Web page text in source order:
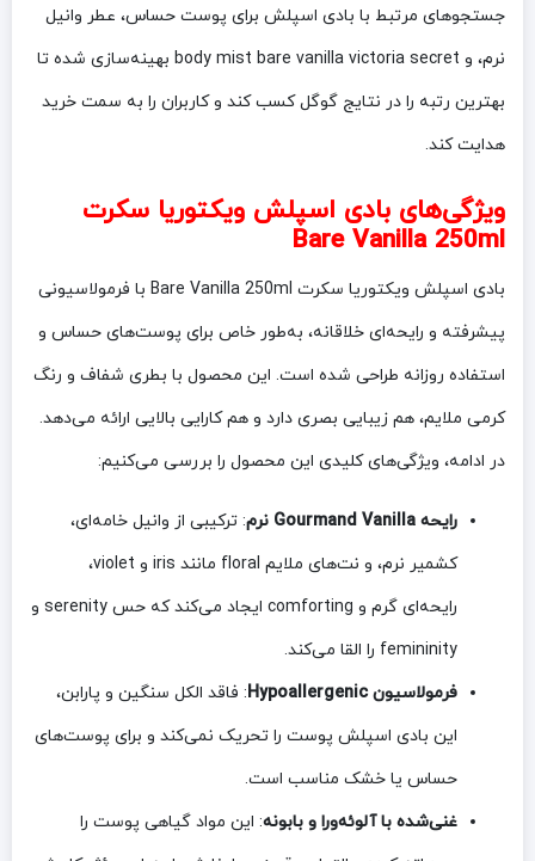
جستجوهای مرتبط با بادی اسپلش برای پوست حساس، عطر وانیل
نرم، و body mist bare vanilla victoria secret بهینه‌سازی شده تا
بهترین رتبه را در نتایج گوگل کسب کند و کاربران را به سمت خرید
هدایت کند.
ویژگی‌های بادی اسپلش ویکتوریا سکرت
Bare Vanilla 250ml
بادی اسپلش ویکتوریا سکرت Bare Vanilla 250ml با فرمولاسیونی
پیشرفته و رایحه‌ای خلاقانه، به‌طور خاص برای پوست‌های حساس و
استفاده روزانه طراحی شده است. این محصول با بطری شفاف و رنگ
کرمی ملایم، هم زیبایی بصری دارد و هم کارایی بالایی ارائه می‌دهد.
در ادامه، ویژگی‌های کلیدی این محصول را بررسی می‌کنیم:
رایحه Gourmand Vanilla نرم
: ترکیبی از وانیل خامه‌ای،
کشمیر نرم، و نت‌های ملایم floral مانند iris و violet،
رایحه‌ای گرم و comforting ایجاد می‌کند که حس serenity و
femininity را القا می‌کند.
فرمولاسیون Hypoallergenic
: فاقد الکل سنگین و پارابن،
این بادی اسپلش پوست را تحریک نمی‌کند و برای پوست‌های
حساس یا خشک مناسب است.
غنی‌شده با آلوئه‌ورا و بابونه: این مواد گیاهی پوست را